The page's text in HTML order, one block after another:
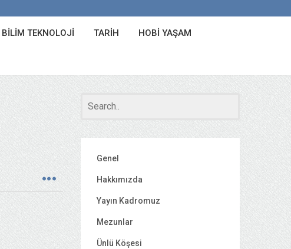
BILIM TEKNOLOJI TARIH HOBI YAŞAM
Genel
Hakkımızda
Yayın Kadromuz
Mezunlar
Ünlü Köşesi